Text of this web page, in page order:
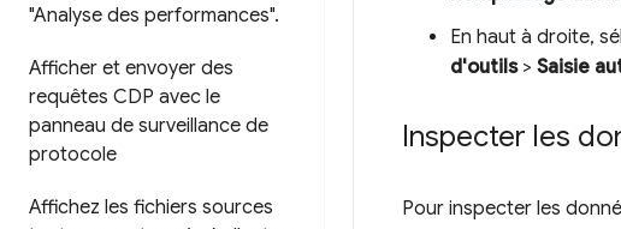
"Analyse des performances".
Afficher et envoyer des
requêtes CDP avec le
panneau de surveillance de
protocole
Affichez les fichiers sources
En haut à droite,
d'outils> Saisie
Inspecter les
Pour inspecter les